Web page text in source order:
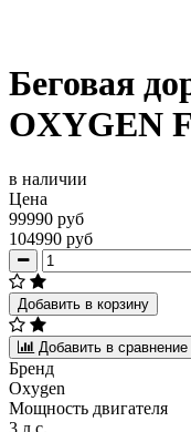
Беговая
OXYGEN
в наличии
Цена
99990 руб
104990 руб
Добавить в корзину
Добавить в сравнение
Бренд
Oxygen
Мощность двигателя
3 л.с.